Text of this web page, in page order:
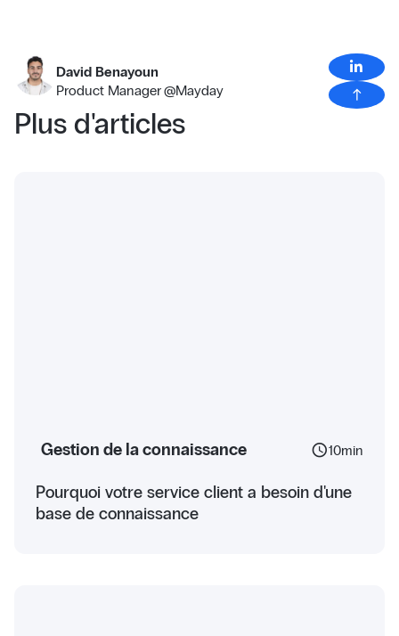
David Benayoun
Product Manager@Mayday north
Plus d'articles
Gestion de la connaissance schedule10min
Pourquoi votre service client a besoin d'une
base de connaissance